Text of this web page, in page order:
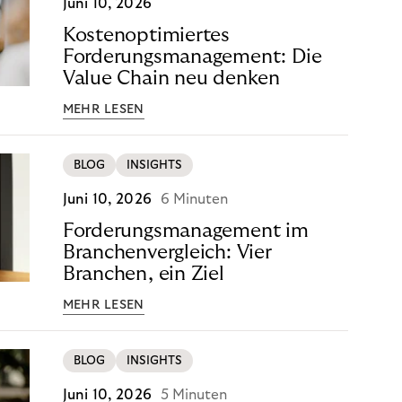
Juni 10, 2026
Kostenoptimiertes
Forderungsmanagement: Die
Value Chain neu denken
MEHR LESEN
BLOG INSIGHTS
Juni 10, 2026 6 Minuten
Forderungsmanagement im
Branchenvergleich: Vier
Branchen, ein Ziel
MEHR LESEN
BLOG INSIGHTS
Juni 10, 2026 5 Minuten